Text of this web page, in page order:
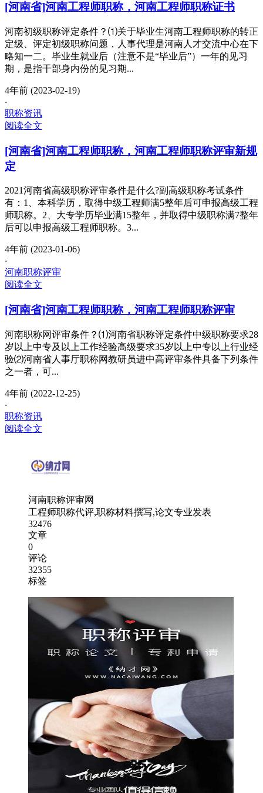
[河南省]河南工程师职称，河南工程师职称证书
河南初级职称评定条件？⑴关于毕业生河南工程师职称的转正
定级、评定初级职称问题，人事代理是河南人才交流中心在下
略知一二。毕业生就业后（注意不是“毕业后”）一年的见习
期，是指干部身内份的见习期...
4年前 (2023-02-19)
·
职称资讯
阅读全文
[河南省]河南工程师职称，河南工程师职称评审新规
定
2021河南省高级职称评审条件是什么?副高级职称考试条件
有：1、本科学历，取得中级工程师满5整年后可申报高级工程
师职称。2、大专学历毕业满15整年，并取得中级职称满7整年
后可以申报高级工程师职称。3...
4年前 (2023-01-06)
·
河南职称评审
阅读全文
[河南省]河南工程师职称，河南工程师职称评审
河南职称网评审条件？⑴河南省职称评定条件中级职称要求28
岁以上中专及以上工作经验高级要求35岁以上中专以上行业经
验⑵河南省人事厅职称网教研员进中高评审条件具备下列条件
之一者，可...
4年前 (2022-12-25)
·
职称资讯
阅读全文
河南职称评审网
工程师职称代评,职称材料撰写,论文专业发表
32476
文章
0
评论
32355
标签